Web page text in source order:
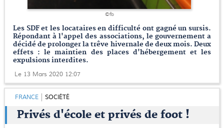
©fb
Les SDF et les locataires en difficulté ont gagné un sursis.
Répondant à l'appel des associations, le gouvernement a
décidé de prolonger la trêve hivernale de deux mois. Deux
effets : le maintien des places d'hébergement et les
expulsions interdites.
Le 13 Mars 2020 12:07
FRANCE SOCIÉTÉ
Privés d'école et privés de foot !